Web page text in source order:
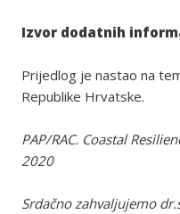
Izvor dodatnih
Prijedlog je nastao na
Republike Hrvatske.
PAP/RAC. Coastal
2020
Srdačno zahvaljujemo